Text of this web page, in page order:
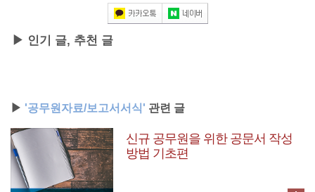
▶ 인기 글, 추천 글
▶ '공무원자료/보고서서식' 관련 글
신규 공무원을 위한 공문서 작성
방법 기초편